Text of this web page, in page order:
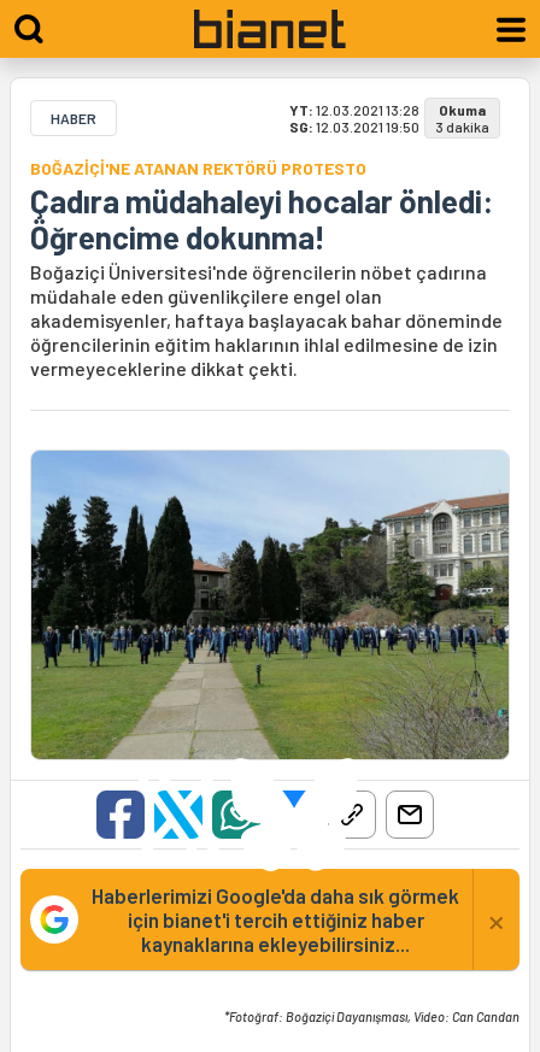
HABER YT: 12.03.2021 13:28
SG: 12.03.2021 19:50
Okuma
3 dakika
BOĞAZİÇİ'NE ATANAN REKTÖRÜ PROTESTO
Çadıra müdahaleyi hocalar önledi:
Öğrencime dokunma!
Boğaziçi Üniversitesi'nde öğrencilerin nöbet çadırına
müdahale eden güvenlikçilere engel olan
akademisyenler, haftaya başlayacak bahar döneminde
öğrencilerinin eğitim haklarının ihlal edilmesine de izin
vermeyeceklerine dikkat çekti.
Haberlerimizi Google'da daha sık görmek
için bianet'i tercih ettiğiniz haber
kaynaklarına ekleyebilirsiniz...
×
*Fotoğraf: Boğaziçi Dayanışması, Video: Can Candan